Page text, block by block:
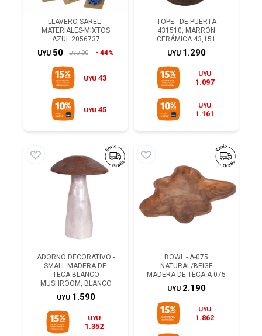
LLAVERO SAREL -
MATERIALES-MIXTOS
AZUL 2056737
UYU 50 UYU 90 44%
UYU 43
UYU 45
TOPE - DE PUERTA
431510, MARRÓN
CERÁMICA 43,151
UYU 1.290
UYU
1.097
UYU
1.161
ADORNO DECORATIVO -
SMALL MADERA-DE-
TECA BLANCO
MUSHROOM, BLANCO
UYU 1.590
UYU
1.352
BOWL - A-075
NATURAL/BEIGE
MADERA DE TECA A-075
UYU 2.190
UYU
1.862